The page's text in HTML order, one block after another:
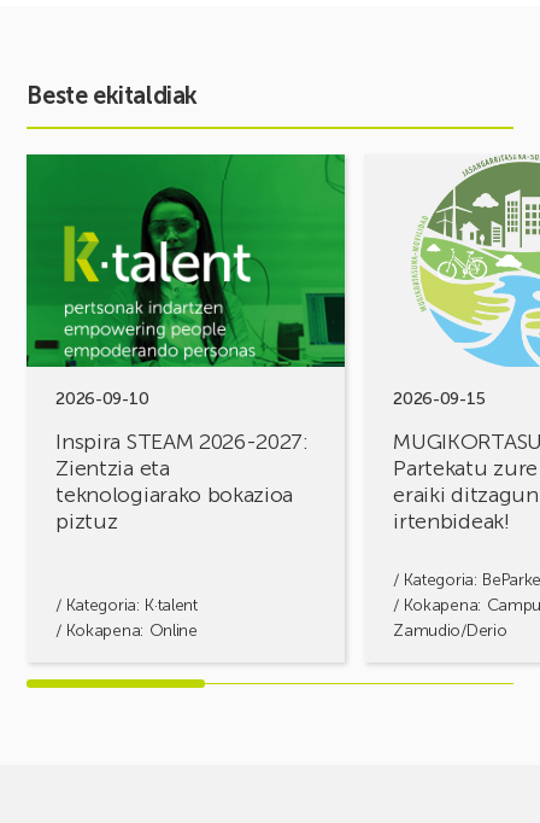
Beste ekitaldiak
2026-09-10
Inspira STEAM 2026-2027:
Zientzia eta
teknologiarako bokazioa
piztuz
/ Kategoria: K·talent
/ Kokapena: Online
STEAM
Zientzia
eta
teknologiarako
bokazioa
2026-09-15
Partekatu
eraiki ditzagun
irtenbideak!
/ Kategoria:
/ Kokapena:
Zamudio/Derio
MUGIKORTASUN
FOROA
Partekatu
erronkak,
irtenbideak!